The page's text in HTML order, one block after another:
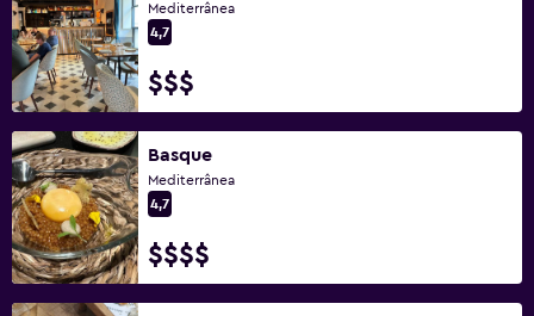
Mediterrânea
4,7
$$$
Basque
Mediterrânea
4,7
$$$$